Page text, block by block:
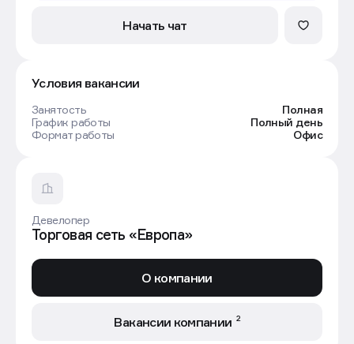
Начать чат
Условия вакансии
Занятость
Полная
График работы
Полный день
Формат работы
Офис
Торговая сеть «Европа»
Девелопер
О компании
Вакансии компании 2